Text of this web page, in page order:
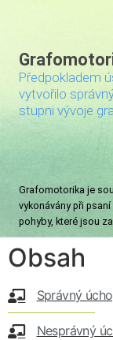
Předpokladem
vytvořilo
stupni vývoje
Grafomotorika je
vykonávány při
pohyby, které jsou
Obsah
Správný
Nesprávný